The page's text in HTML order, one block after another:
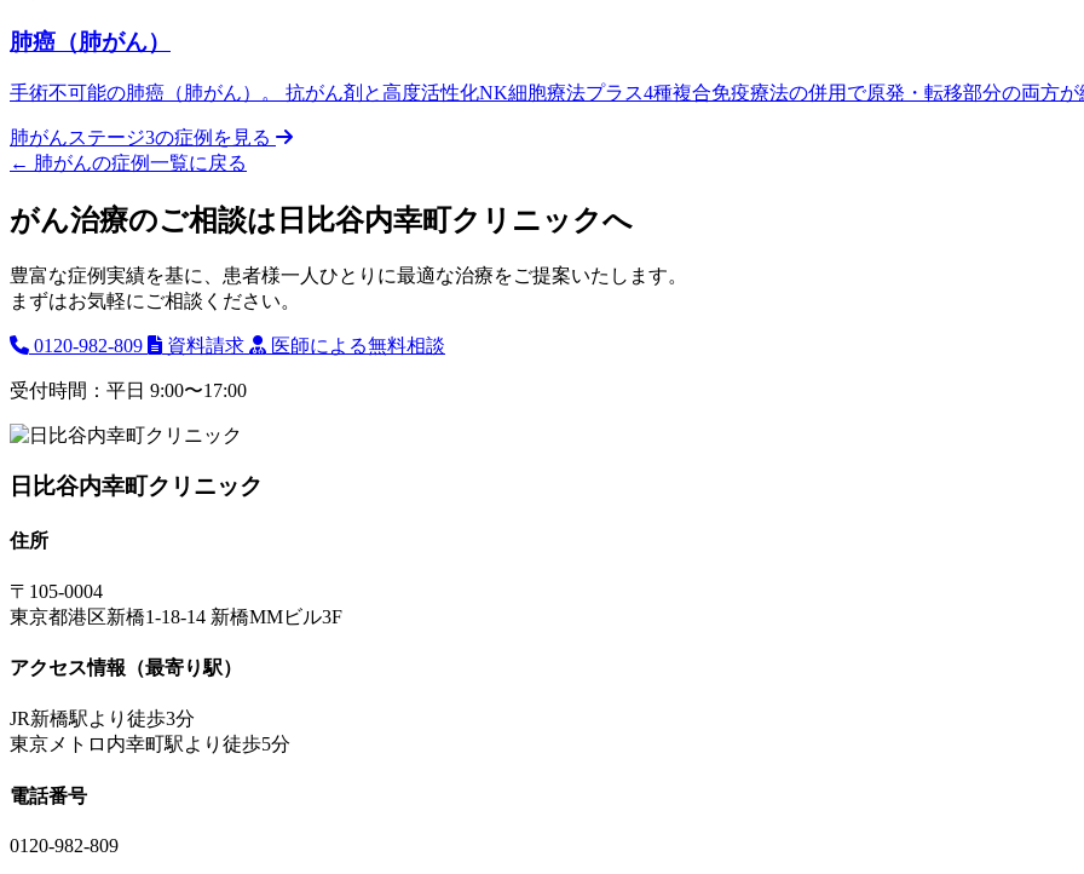
肺癌（肺がん）
手術不可能の肺癌（肺がん）。 抗がん剤と高度活性化NK細胞療法プラス4種複合免疫療法の併用で原発・転移部分の両方が
肺がんステージ3の症例を見る
← 肺がんの症例一覧に戻る
がん治療のご相談は日比谷内幸町クリニックへ
豊富な症例実績を基に、患者様一人ひとりに最適な治療をご提案いたします。
まずはお気軽にご相談ください。
0120-982-809 資料請求 医師による無料相談
受付時間：平日 9:00〜17:00
日比谷内幸町クリニック
住所
〒105-0004
東京都港区新橋1-18-14 新橋MMビル3F
アクセス情報（最寄り駅）
JR新橋駅より徒歩3分
東京メトロ内幸町駅より徒歩5分
電話番号
0120-982-809